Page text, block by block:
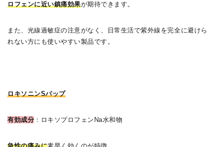
ロフェンに近い鎮痛効果が期待できます。
また、光線過敏症の注意がなく、日常生活で紫外線を完全に避けら
れない方にも使いやすい製品です。
ロキソニンSパップ
有効成分 ：ロキソプロフェンNa水和物